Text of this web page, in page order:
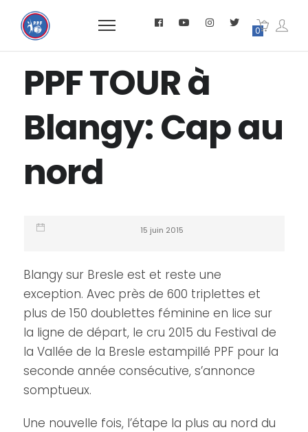
0
PPF TOUR à
Blangy: Cap au
nord
15 juin 2015
Blangy sur Bresle est et reste une
exception. Avec près de 600 triplettes et
plus de 150 doublettes féminine en lice sur
la ligne de départ, le cru 2015 du Festival de
la Vallée de la Bresle estampillé PPF pour la
seconde année consécutive, s’annonce
somptueux.
Une nouvelle fois, l’étape la plus au nord du